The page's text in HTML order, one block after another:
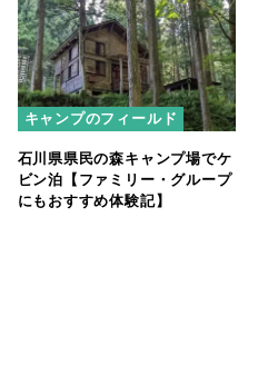
キャンプのフィールド
石川県県民の森キャンプ場でケ
ビン泊【ファミリー・グループ
にもおすすめ体験記】